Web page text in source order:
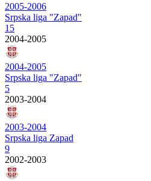
2005-2006
Srpska liga "Zapad"
15
2004-2005
2004-2005
Srpska liga "Zapad"
5
2003-2004
2003-2004
Srpska liga Zapad
9
2002-2003